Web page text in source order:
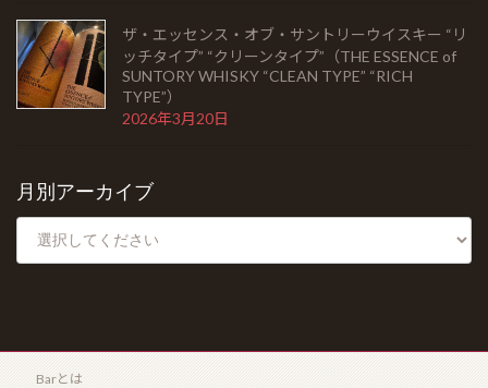
ザ・エッセンス・オブ・サントリーウイスキー “リ
ッチタイプ” “クリーンタイプ”（THE ESSENCE of
SUNTORY WHISKY “CLEAN TYPE” “RICH
TYPE”）
2026年3月20日
月別アーカイブ
Barとは